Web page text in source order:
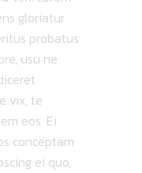
gloriatur
probatus
usu ne
vix, te
eos. Ei
conceptam
ei quo,